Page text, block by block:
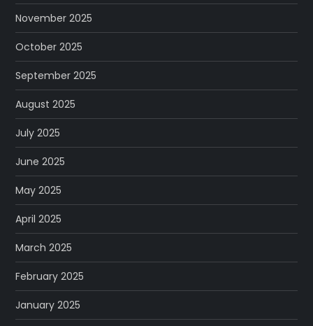
November 2025
October 2025
September 2025
August 2025
July 2025
June 2025
May 2025
April 2025
March 2025
February 2025
January 2025